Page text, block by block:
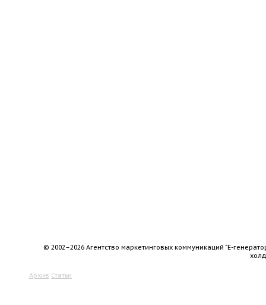
© 2002–2026 Агентство маркетинговых коммуникаций "Е-
Архив Статьи